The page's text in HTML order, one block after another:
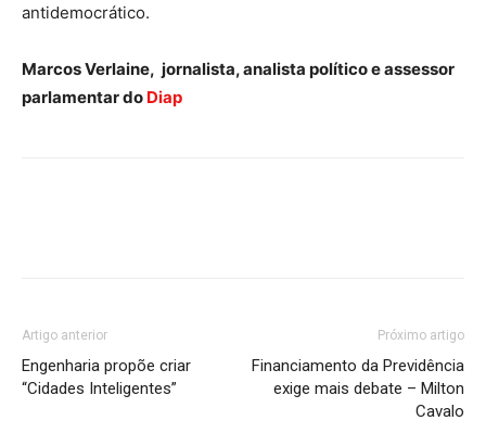
antidemocrático.
Marcos Verlaine, jornalista, analista político e assessor
parlamentar do Diap
Artigo anterior
Engenharia propõe criar
“Cidades Inteligentes”
Próximo artigo
Financiamento da Previdência
exige mais debate – Milton
Cavalo